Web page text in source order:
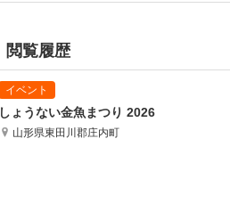
閲覧履歴
しょうない金魚まつり 2026
山形県東田川郡庄内町